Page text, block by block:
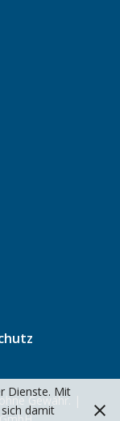
Gewähr. |
Dienste. Mit
damit